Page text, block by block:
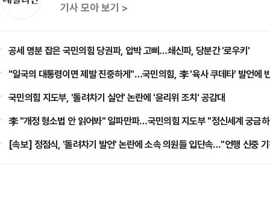
기사 모아 보기 >
공세 명분 잡은 국민의힘 당권파, 압박 고삐…쇄신파, 당분간 '로우키'
"일국의 대통령이면 제발 진중하게"…국민의힘, 李 '육사 쿠데타' 발언에
국민의힘 지도부, '돌려차기 실언' 논란에 '윤리위 조치' 공감대
李 "개정 형소법 안 읽어봐" 일파만파…국민의힘 지도부 "정신세계 궁금
[속보] 정점식, '돌려차기 발언' 논란에 소속 의원들 입단속…"언행 신중